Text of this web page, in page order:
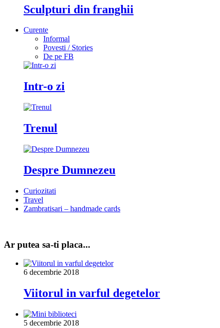
Sculpturi din franghii
Curente
Informal
Povesti / Stories
De pe FB
Intr-o zi
Trenul
Despre Dumnezeu
Curiozitati
Travel
Zambratisari – handmade cards
Ar putea sa-ti placa...
6 decembrie 2018
Viitorul in varful degetelor
5 decembrie 2018